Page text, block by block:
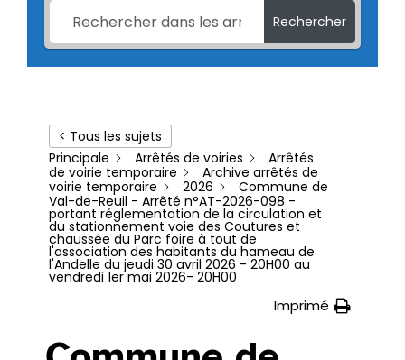
Rechercher
< Tous les sujets
Principale
Arrêtés de voiries
Arrêtés
de voirie temporaire
Archive arrêtés de
voirie temporaire
2026
Commune de
Val-de-Reuil - Arrêté n°AT-2026-098 -
portant réglementation de la circulation et
du stationnement voie des Coutures et
chaussée du Parc foire à tout de
l'association des habitants du hameau de
l'Andelle du jeudi 30 avril 2026 - 20H00 au
vendredi 1er mai 2026- 20H00
Imprimé